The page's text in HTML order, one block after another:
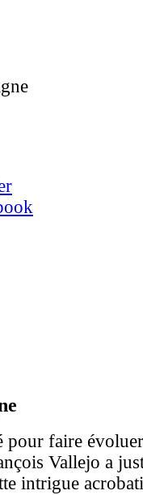
faire
Vallejo a
intrigue